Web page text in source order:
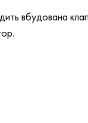
вбудована